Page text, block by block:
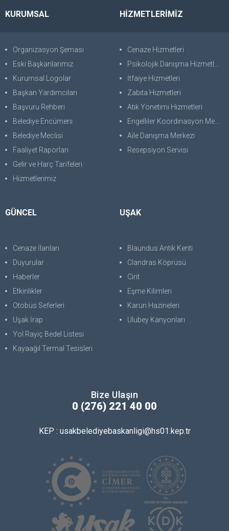
KURUMSAL
Organizasyon Şeması
Eski Başkanlarımız
Kurumsal Logolar
Başkan Yardımcıları
Başvuru Rehberi
Belediye Encümeni
Belediye Meclisi
Faaliyet Raporları
Gelir ve Harç Tarifeleri
Hizmetlerimiz
HİZMETLERİMİZ
Cenaze Hizmetleri
Psikolojik Danışma Hizmetleri
İtfaiye Hizmetleri
Zabıta Hizmetleri
Atık Yönetimi Hizmetleri
Engelliler Koordinasyon Merkezi
Aile Danışma Merkezi
Resepsiyon Servisi
GÜNCEL
Cenaze İlanları
Duyurular
Haberler
Etkinlikler
Otobüs Seferleri
Uşak İrap
Yol Rayiç Bedel Listesi
Kayaağıl Termal Tesisleri
UŞAK
Blaundus Antik Kenti
Clandras Köprüsü
Cirit
Eşme Kilimleri
Karun Hazineleri
Ulubey Kanyonları
Bize Ulaşın
0 (276) 221 40 00
KEP : usakbelediyebaskanligi@hs01.kep.tr